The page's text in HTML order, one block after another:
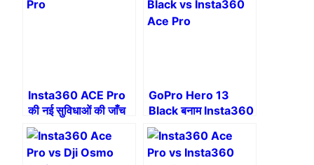
Insta360 ACE Pro
की नई सुविधाओं की जाँच
करें!
GoPro Hero 13
Black बनाम Insta360
Ace Pro: अपने रोमांच
के लिए कौन सा कैमरा
चुनें?